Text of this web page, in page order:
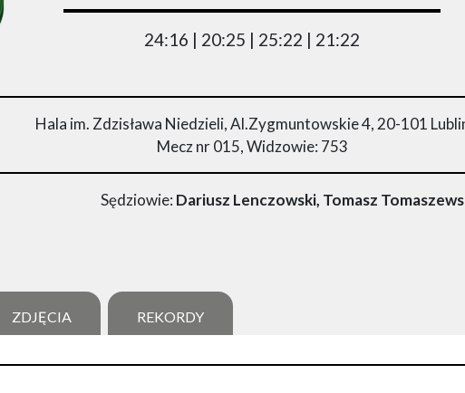
24:16 | 20:25 | 25:22 | 21:22
Hala im. Zdzisława Niedzieli, Al.Zygmuntowskie 4, 20-101
Mecz nr 015, Widzowie: 753
Sędziowie: Dariusz Lenczowski, Tomasz
ZDJĘCIA REKORDY